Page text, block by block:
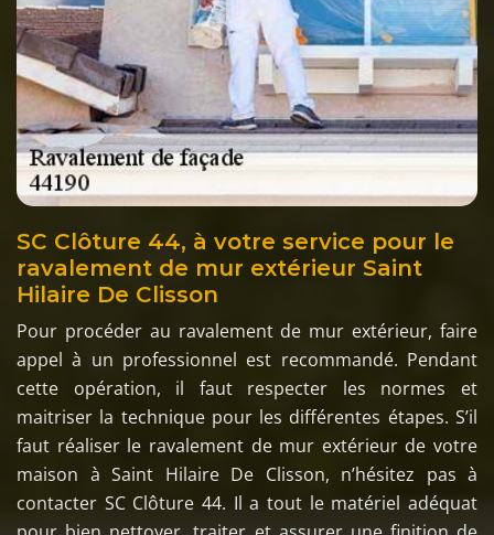
SC Clôture 44, à votre service pour le
ravalement de mur extérieur Saint
Hilaire De Clisson
Pour procéder au ravalement de mur extérieur, faire
appel à un professionnel est recommandé. Pendant
cette opération, il faut respecter les normes et
maitriser la technique pour les différentes étapes. S’il
faut réaliser le ravalement de mur extérieur de votre
maison à Saint Hilaire De Clisson, n’hésitez pas à
contacter SC Clôture 44. Il a tout le matériel adéquat